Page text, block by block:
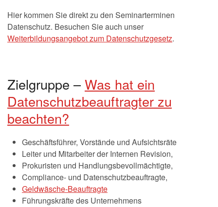
Hier kommen Sie direkt zu den Seminarterminen
Datenschutz. Besuchen Sie auch unser
Weiterbildungsangebot zum Datenschutzgesetz.
Zielgruppe – Was hat ein
Datenschutzbeauftragter zu
beachten?
Geschäftsführer, Vorstände und Aufsichtsräte
Leiter und Mitarbeiter der Internen Revision,
Prokuristen und Handlungsbevollmächtigte,
Compliance- und Datenschutzbeauftragte,
Geldwäsche-Beauftragte
Führungskräfte des Unternehmens